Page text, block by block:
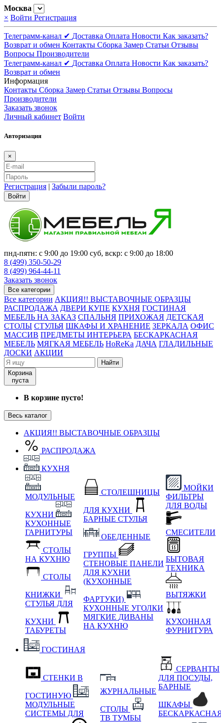
Москва
× Войти Регистрация
Телеграмм-канал ✔ Доставка Оплата Новости Как заказать?
Возврат и обмен Контакты Сборка Замер Статьи Отзывы
Вопросы Производители
Телеграмм-канал ✔ Доставка Оплата Новости Как заказать?
Возврат и обмен
Информация
Контакты Сборка Замер Статьи Отзывы Вопросы
Производители
Заказать звонок
Личный кабинет Войти
Авторизация
×
Регистрация | Забыли пароль?
Войти
пнд-пятн: с 9:00 до 19:00 суб, вскр: с 9:00 до 18:00
8 (499) 350-50-29
8 (499) 964-44-11
Заказать звонок
Все категории
Все категории АКЦИЯ!! ВЫСТАВОЧНЫЕ ОБРАЗЦЫ
РАСПРОДАЖА ДВЕРИ КУПЕ КУХНЯ ГОСТИНАЯ
МЕБЕЛЬ НА ЗАКАЗ СПАЛЬНЯ ПРИХОЖАЯ ДЕТСКАЯ
СТОЛЫ СТУЛЬЯ ШКАФЫ И ХРАНЕНИЕ ЗЕРКАЛА ОФИС
МАССИВ ПРЕДМЕТЫ ИНТЕРЬЕРА БЕСКАРКАСНАЯ
МЕБЕЛЬ МЯГКАЯ МЕБЕЛЬ HoReKa ДАЧА ГЛАДИЛЬНЫЕ
ДОСКИ АКЦИИ
Найти
Корзина
пуста
В корзине пусто!
Весь каталог
АКЦИЯ!! ВЫСТАВОЧНЫЕ ОБРАЗЦЫ
РАСПРОДАЖА
КУХНЯ
МОДУЛЬНЫЕ
КУХНИ
КУХОННЫЕ
ГАРНИТУРЫ
СТОЛЫ
НА КУХНЮ
СТОЛЫ
КНИЖКИ
СТУЛЬЯ ДЛЯ
КУХНИ
ТАБУРЕТЫ
СТОЛЕШНИЦЫ
ДЛЯ КУХНИ
БАРНЫЕ СТУЛЬЯ
ОБЕДЕННЫЕ
ГРУППЫ
СТЕНОВЫЕ ПАНЕЛИ
ДЛЯ КУХНИ
(КУХОННЫЕ
ФАРТУКИ)
КУХОННЫЕ УГОЛКИ
МЯГКИЕ ДИВАНЫ
НА КУХНЮ
МОЙКИ
ФИЛЬТРЫ
ДЛЯ ВОДЫ
СМЕСИТЕЛИ
БЫТОВАЯ
ТЕХНИКА
ВЫТЯЖКИ
КУХОННАЯ
ФУРНИТУРА
ГОСТИНАЯ
СТЕНКИ В
ГОСТИНУЮ
МОДУЛЬНЫЕ
СИСТЕМЫ ДЛЯ
ЖУРНАЛЬНЫЕ
СТОЛЫ
ТВ ТУМБЫ
СЕРВАНТЫ
ДЛЯ ПОСУДЫ,
БАРНЫЕ
ШКАФЫ